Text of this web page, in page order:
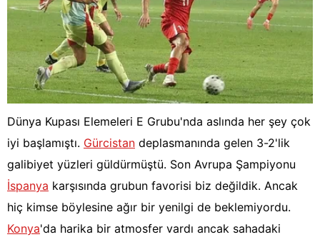
Dünya Kupası Elemeleri E Grubu'nda aslında her şey çok
iyi başlamıştı. Gürcistan deplasmanında gelen 3-2'lik
galibiyet yüzleri güldürmüştü. Son Avrupa Şampiyonu
İspanya karşısında grubun favorisi biz değildik. Ancak
hiç kimse böylesine ağır bir yenilgi de beklemiyordu.
Konya'da harika bir atmosfer vardı ancak sahadaki